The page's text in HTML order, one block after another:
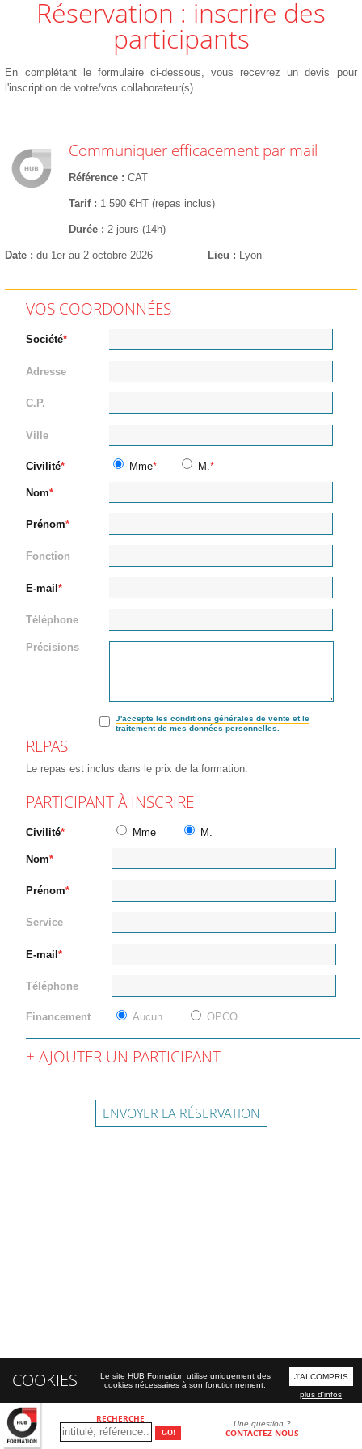
RECHERCHE Une question ?
CONTACTEZ-NOUS
Réservation : inscrire des
participants
En complétant le formulaire ci-dessous, vous recevrez un devis pour
l'inscription de votre/vos collaborateur(s).
Communiquer efficacement par mail
Référence CAT
Tarif 1 590 €HT (repas inclus)
Durée 2 jours (14h)
Date du 1er au 2 octobre 2026 Lieu Lyon
VOS COORDONNÉES
Société
Adresse
C.P.
Ville
Civilité Mme M.
Nom
Prénom
Fonction
E-mail
Téléphone
Précisions
J'accepte les conditions générales de vente et le
traitement de mes données personnelles.
REPAS
Le repas est inclus dans le prix de la formation.
PARTICIPANT À INSCRIRE
Civilité Mme M.
Nom
Prénom
Service
E-mail
Téléphone
Financement Aucun OPCO
AJOUTER UN PARTICIPANT
ENVOYER LA RÉSERVATION
COOKIES
Le site HUB Formation utilise uniquement des
cookies nécessaires à son fonctionnement.
J'AI COMPRIS
plus d'infos